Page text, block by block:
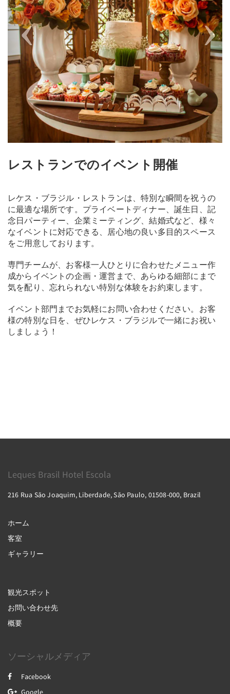
レストランでのイベント開催
レケス・ブラジル・レストランは、特別な瞬間を祝うの
に最適な場所です。プライベートディナー、誕生日、記
念日パーティー、企業ミーティング、結婚式など、様々
なイベントに対応できる、居心地の良い多目的スペース
をご用意しております。
専門チームが、お客様一人ひとりに合わせたメニュー作
成からイベントの企画・運営まで、あらゆる細部にまで
気を配り、忘れられない特別な体験をお約束します。
イベント部門までお気軽にお問い合わせください。お客
様の特別な日を、ぜひレケス・ブラジルで一緒にお祝い
しましょう！
Leques Brasil Hotel Escola
216 Rua São Joaquim, Liberdade, São Paulo, 01508-000, Brazil
ホーム
客室
ギャラリー
観光スポット
お問い合わせ先
概要
ソーシャルメディア
Facebook
Google